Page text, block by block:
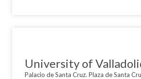
University of
Palacio de Santa Cruz. Plaza de Santa